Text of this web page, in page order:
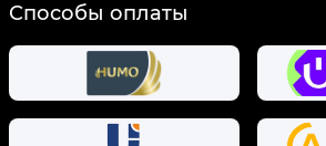
Способы оплаты